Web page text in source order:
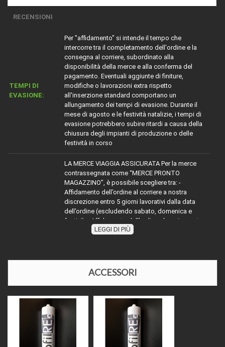
RECENSIONI
TEMPI DI
EVASIONE:
Per "affidamento" si intende il tempo che
intercorre tra il completamento dell'ordine e la
consegna al corriere, subordinato alla
disponibilità della merce e alla conferma del
pagamento. Eventuali aggiunte di finiture,
modifiche o lavorazioni extra rispetto
all'inserzione standard comportano un
allungamento dei tempi di evasione. Durante il
mese di agosto e le festività natalizie, i tempi di
evasione potrebbero subire ritardi a causa della
chiusura degli impianti di produzione o delle
festività in corso
LA MERCE VIAGGIA ASSICURATA Per la merce
contrassegnata come “MERCE PRONTO
MAGAZZINO”, è possibile scegliere tra: -
Affidamento dell’ordine al corriere a nostra
discrezione entro 5 giorni lavorativi dalla data
dell’ordine (escludendo sabato, domenica e
festivi). - Affidamento dell’ordine al corriere entro
2 giorni lavorativi dalla ricezione dell’ordine
MAGAZZINO”, attenersi alle indicazioni riportate.
Nel mese di agosto e durante le festività natalizie,
l’affidamento della merce ai corrieri potrebbe
subire ritardi a causa della chiusura degli impianti
di produzione o delle festività in corso."
Il prezzo indicato si riferisce al metro lineare
(salvo diverse specifiche) ed è comprensivo di
IVA al 22%. Essendo il prodotto classificato come
LEGGI DI PIÙ
ACCESSORI